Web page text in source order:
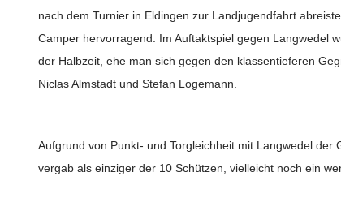
nach dem Turnier in Eldingen zur Landjugendfahrt
Camper hervorragend. Im Auftaktspiel gegen Langwedel
der Halbzeit, ehe man sich gegen den klassentieferen
Niclas Almstadt und Stefan Logemann.
Aufgrund von Punkt- und Torgleichheit mit Langwedel
vergab als einziger der 10 Schützen, vielleicht noch ein